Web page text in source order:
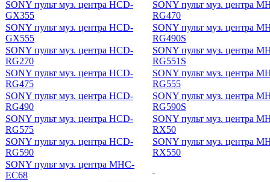
SONY пульт муз. центра HCD-
GX355
SONY пульт муз. центра
RG470
SONY пульт муз. центра HCD-
GX555
SONY пульт муз. центра
RG490S
SONY пульт муз. центра HCD-
RG270
SONY пульт муз. центра
RG551S
SONY пульт муз. центра HCD-
RG475
SONY пульт муз. центра
RG555
SONY пульт муз. центра HCD-
RG490
SONY пульт муз. центра
RG590S
SONY пульт муз. центра HCD-
RG575
SONY пульт муз. центра
RX50
SONY пульт муз. центра HCD-
RG590
SONY пульт муз. центра
RX550
SONY пульт муз. центра MHC-
EC68